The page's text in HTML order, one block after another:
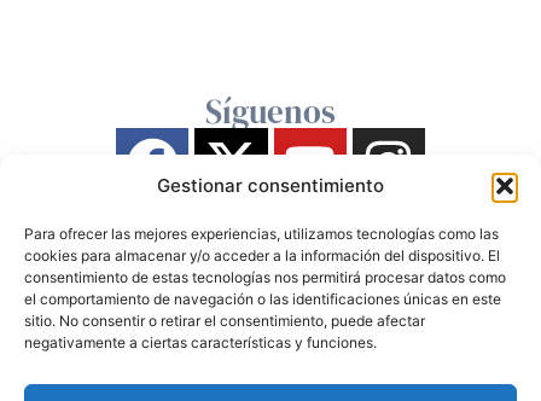
Gestionar consentimiento
Para ofrecer las mejores experiencias, utilizamos tecnologías como las
cookies para almacenar y/o acceder a la información del dispositivo. El
consentimiento de estas tecnologías nos permitirá procesar datos como
el comportamiento de navegación o las identificaciones únicas en este
sitio. No consentir o retirar el consentimiento, puede afectar
negativamente a ciertas características y funciones.
Síguenos